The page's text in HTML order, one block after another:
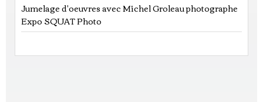
Jumelage d'oeuvres avec Michel Groleau photographe
Expo SQUAT Photo